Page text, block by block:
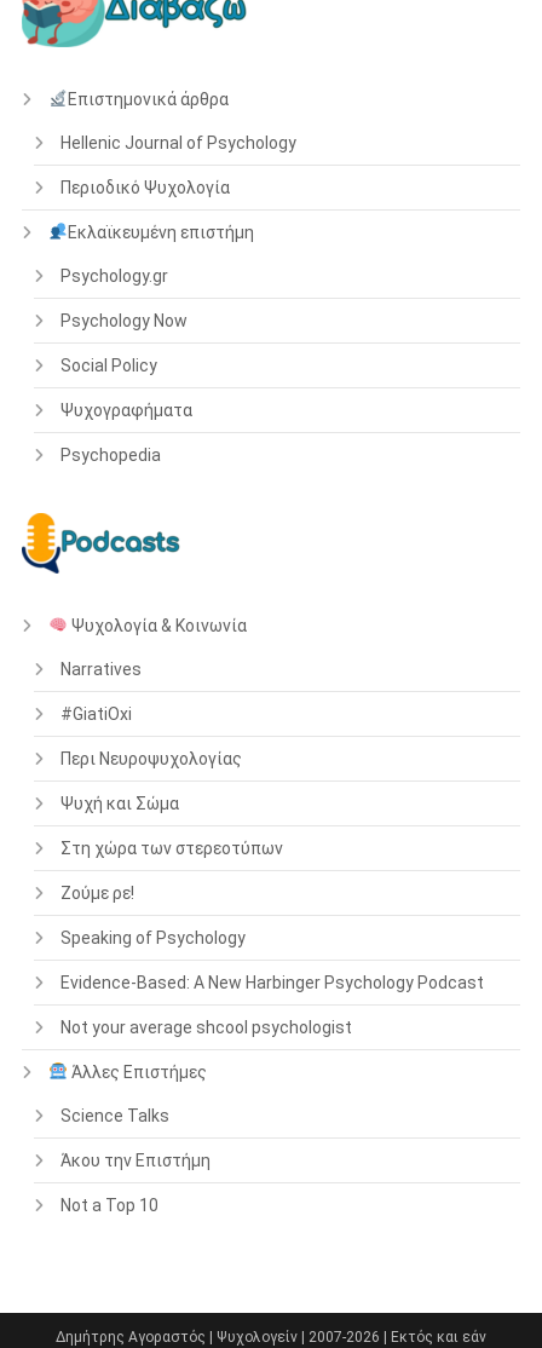
Επιστημονικά άρθρα
Hellenic Journal of Psychology
Περιοδικό Ψυχολογία
Εκλαϊκευμένη επιστήμη
Psychology.gr
Psychology Now
Social Policy
Ψυχογραφήματα
Psychopedia
Ψυχολογία & Κοινωνία
Narratives
#GiatiOxi
Περι Νευροψυχολογίας
Ψυχή και Σώμα
Στη χώρα των στερεοτύπων
Ζούμε ρε!
Speaking of Psychology
Evidence-Based: A New Harbinger Psychology Podcast
Not your average shcool psychologist
Άλλες Επιστήμες
Science Talks
Άκου την Επιστήμη
Not a Top 10
Δημήτρης Αγοραστός | Ψυχολογείν | 2007-2026 | Εκτός και εάν